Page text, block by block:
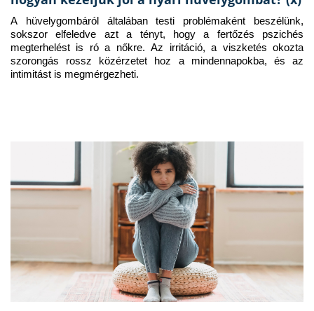
A hüvelygombáról általában testi problémaként beszélünk,
sokszor elfeledve azt a tényt, hogy a fertőzés pszichés
megterhelést is ró a nőkre. Az irritáció, a viszketés okozta
szorongás rossz közérzetet hoz a mindennapokba, és az
intimitást is megmérgezheti.